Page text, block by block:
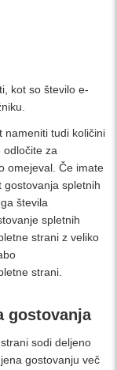
kot so število e-
nameniti tudi količini
odločite za
omejeval. Če imate
gostovanja spletnih
števila
spletnih
strani z veliko
strani.
gostovanja
sodi deljeno
gostovanju več